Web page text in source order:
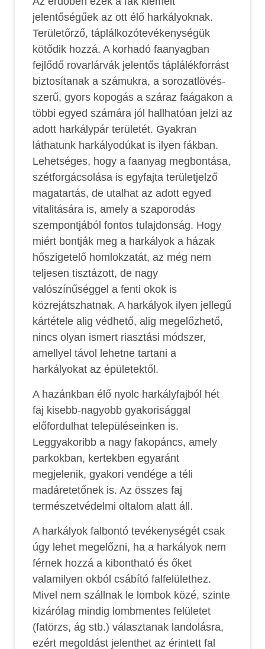
jelentőségűek az ott élő harkályoknak.
Területőrző, táplálkozótevékenységük
kötődik hozzá. A korhadó faanyagban
fejlődő rovarlárvák jelentős táplálékforrást
biztosítanak a számukra, a sorozatlövés-
szerű, gyors kopogás a száraz faágakon a
többi egyed számára jól hallhatóan jelzi az
adott harkálypár területét. Gyakran
láthatunk harkályodúkat is ilyen fákban.
Lehetséges, hogy a faanyag megbontása,
szétforgácsolása is egyfajta területjelző
magatartás, de utalhat az adott egyed
vitalitására is, amely a szaporodás
szempontjából fontos tulajdonság. Hogy
miért bontják meg a harkályok a házak
hőszigetelő homlokzatát, az még nem
teljesen tisztázott, de nagy
valószínűséggel a fenti okok is
közrejátszhatnak. A harkályok ilyen jellegű
kártétele alig védhető, alig megelőzhető,
nincs olyan ismert riasztási módszer,
amellyel távol lehetne tartani a
harkályokat az épületektől.
A hazánkban élő nyolc harkályfajból hét
faj kisebb-nagyobb gyakorisággal
előfordulhat településeinken is.
Leggyakoribb a nagy fakopáncs, amely
parkokban, kertekben egyaránt
megjelenik, gyakori vendége a téli
madáretetőnek is. Az összes faj
természetvédelmi oltalom alatt áll.
A harkályok falbontó tevékenységét csak
úgy lehet megelőzni, ha a harkályok nem
férnek hozzá a kibontható és őket
valamilyen okból csábító falfelülethez.
Mivel nem szállnak le lombok közé, szinte
kizárólag mindig lombmentes felületet
(fatörzs, ág stb.) választanak landolásra,
ezért megoldást jelenthet az érintett fal